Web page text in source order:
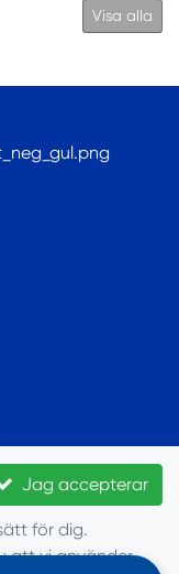
Visa alla
Jag accepterar
för dig.
att vi använder